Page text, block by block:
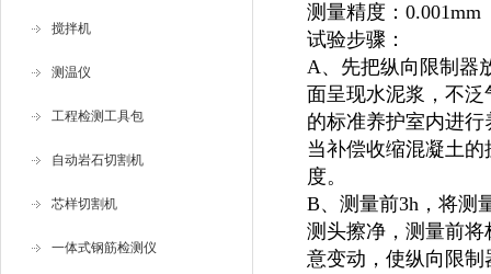
搅拌机
测温仪
工程检测工具包
自动岩石切割机
芯样切割机
一体式钢筋检测仪
测量精度：0.001mm
试验步骤：
A、先把纵向限制器
面呈现水泥浆，不
的标准养护室内进
当补偿收缩混凝土的
度。
B、测量前3h，将测
测头擦净，测量前
意变动，使纵向限